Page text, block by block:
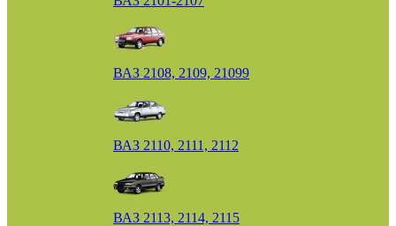
ВАЗ 2108, 2109, 21099
ВАЗ 2110, 2111, 2112
ВАЗ 2113, 2114, 2115